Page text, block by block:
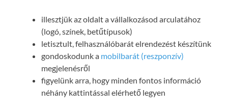
illesztjük az oldalt a vállalkozásod arculatához
(logó, színek, betűtípusok)
letisztult, felhasználóbarát elrendezést készítünk
gondoskodunk a mobilbarát (reszponzív)
megjelenésről
figyelünk arra, hogy minden fontos információ
néhány kattintással elérhető legyen